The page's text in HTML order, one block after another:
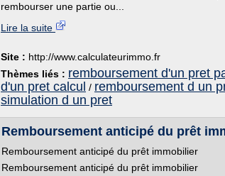
rembourser une partie ou...
Lire la suite
Site : http://www.calculateurimmo.fr
Thèmes liés : remboursement d'un pret
d'un pret calcul / remboursement d un
simulation d un pret
Remboursement anticipé du prêt
Remboursement anticipé du prêt immobilier
Remboursement anticipé du prêt immobilier